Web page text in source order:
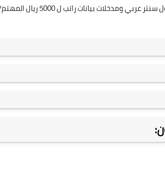
مطلوب لشركة نِسلة بالرياض وجدة ومكة مشرفين وعمال تعبئة وسائقين وكول سنتر عربي ومدخلات بيانات راتب ل 5000